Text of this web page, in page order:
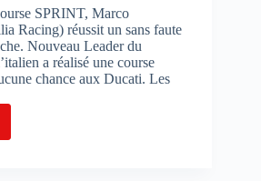
SPRINT, Marco
Racing) réussit un sans faute
Nouveau Leader du
a réalisé une course
chance aux Ducati. Les